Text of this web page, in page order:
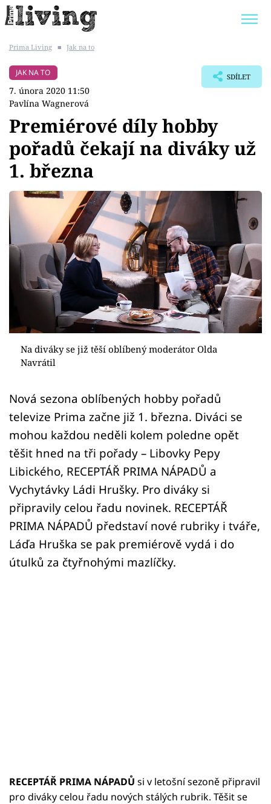
BYDLENÍ SLAVNÝCH
Témata
Bydlení
Zahrada
Design
Sledujte prima+
Přihlášení
Sledujte nás
Prima Living ■ Jak na to
JAK NA TO
7. února 2020 11:50
Pavlína Wagnerová
SDÍLET
Premiérové díly hobby
pořadů čekají na diváky už
1. března
Na diváky se již těší oblíbený moderátor Olda
Navrátil
Nová sezona oblíbených hobby pořadů
televize Prima začne již 1. března. Diváci se
mohou každou neděli kolem poledne opět
těšit hned na tři pořady – Libovky Pepy
Libického, RECEPTÁŘ PRIMA NÁPADŮ a
Vychytávky Ládi Hrušky. Pro diváky si
připravily celou řadu novinek. RECEPTÁŘ
PRIMA NÁPADŮ představí nové rubriky i tváře,
Láďa Hruška se pak premiérově vydá i do
útulků za čtyřnohými mazlíčky.
RECEPTÁŘ PRIMA NÁPADŮ si v letošní sezoně připravil
pro diváky celou řadu nových stálých rubrik. Těšit se